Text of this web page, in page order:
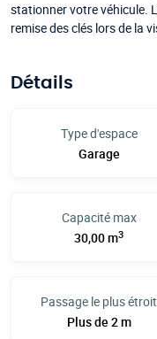
stationner votre véhicule.
remise des clés lors de la
Détails
Type d'espace
Garage
Capacité max
30,00 m3
Passage le plus étroit
Plus de 2 m